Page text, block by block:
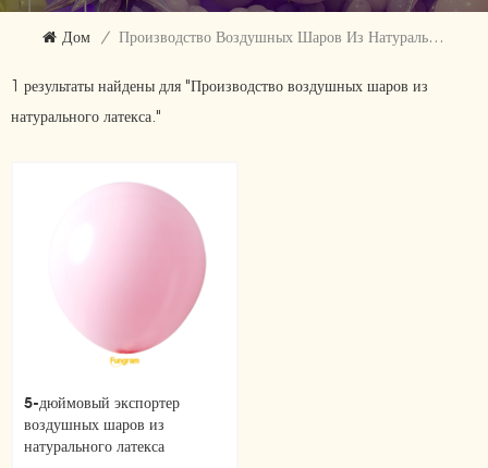
Дом / Производство Воздушных Шаров Из Натурального Латекса.
1 результаты найдены для "Производство воздушных шаров из
натурального латекса."
5-дюймовый экспортер
воздушных шаров из
натурального латекса